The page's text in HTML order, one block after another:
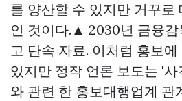
를 양산할 수 있지만 거꾸로
인 것이다.▲ 2030년 금융
고 단속 자료. 이처럼 홍보
있지만 정작 언론 보도는 '
와 관련 한 홍보대행업계 관